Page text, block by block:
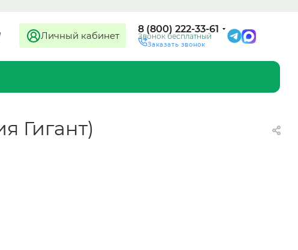
Личный кабинет
8 (800) 222-33-61
Звонок бесплатный
Заказать звонок
Гигант)